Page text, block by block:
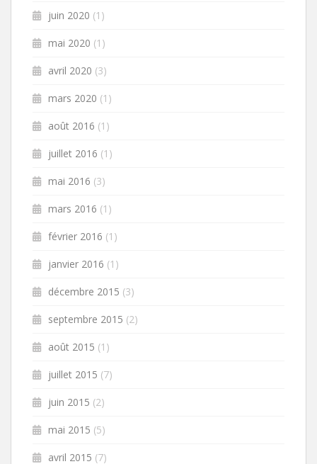
juin 2020 (1)
mai 2020 (1)
avril 2020 (3)
mars 2020 (1)
août 2016 (1)
juillet 2016 (1)
mai 2016 (3)
mars 2016 (1)
février 2016 (1)
janvier 2016 (1)
décembre 2015 (3)
septembre 2015 (2)
août 2015 (1)
juillet 2015 (7)
juin 2015 (2)
mai 2015 (5)
avril 2015 (7)